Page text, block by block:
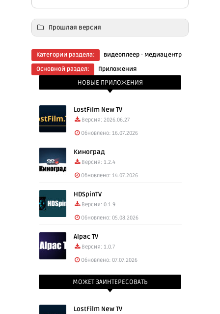
Прошлая версия
Скачать: VLC Mediа Plаyer 3.7.0 armeabi-
v7a (46.10 Mb)
Скачать: VLC Media Plаyer 3.7.0 arm64-v8a
(48.70 Mb)
Категории раздела: видеоплеер · медиацентр
Основной раздел:
Приложения
НОВЫЕ ПРИЛОЖЕНИЯ
LostFilm New TV
Версия: 2026.06.27
Обновлено: 16.07.2026
Киноград
Версия: 1.2.4
Обновлено: 14.07.2026
HDSpinTV
Версия: 0.1.9
Обновлено: 05.08.2026
Alpac TV
Версия: 1.0.7
Обновлено: 07.07.2026
МОЖЕТ ЗАИНТЕРЕСОВАТЬ
LostFilm New TV